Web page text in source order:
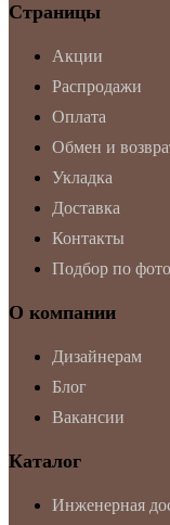
Страницы
Акции
Распродажи
Оплата
Обмен и
Укладка
Доставка
Контакты
Подбор по фото
О компании
Дизайнерам
Блог
Вакансии
Каталог
Инженерная